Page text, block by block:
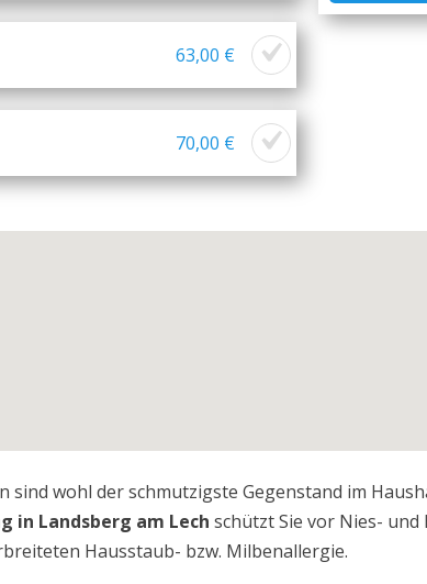
63,00 €
70,00 €
sind wohl der schmutzigste Gegenstand im
in Landsberg am Lech schützt Sie vor Nies- und
Hausstaub- bzw. Milbenallergie.